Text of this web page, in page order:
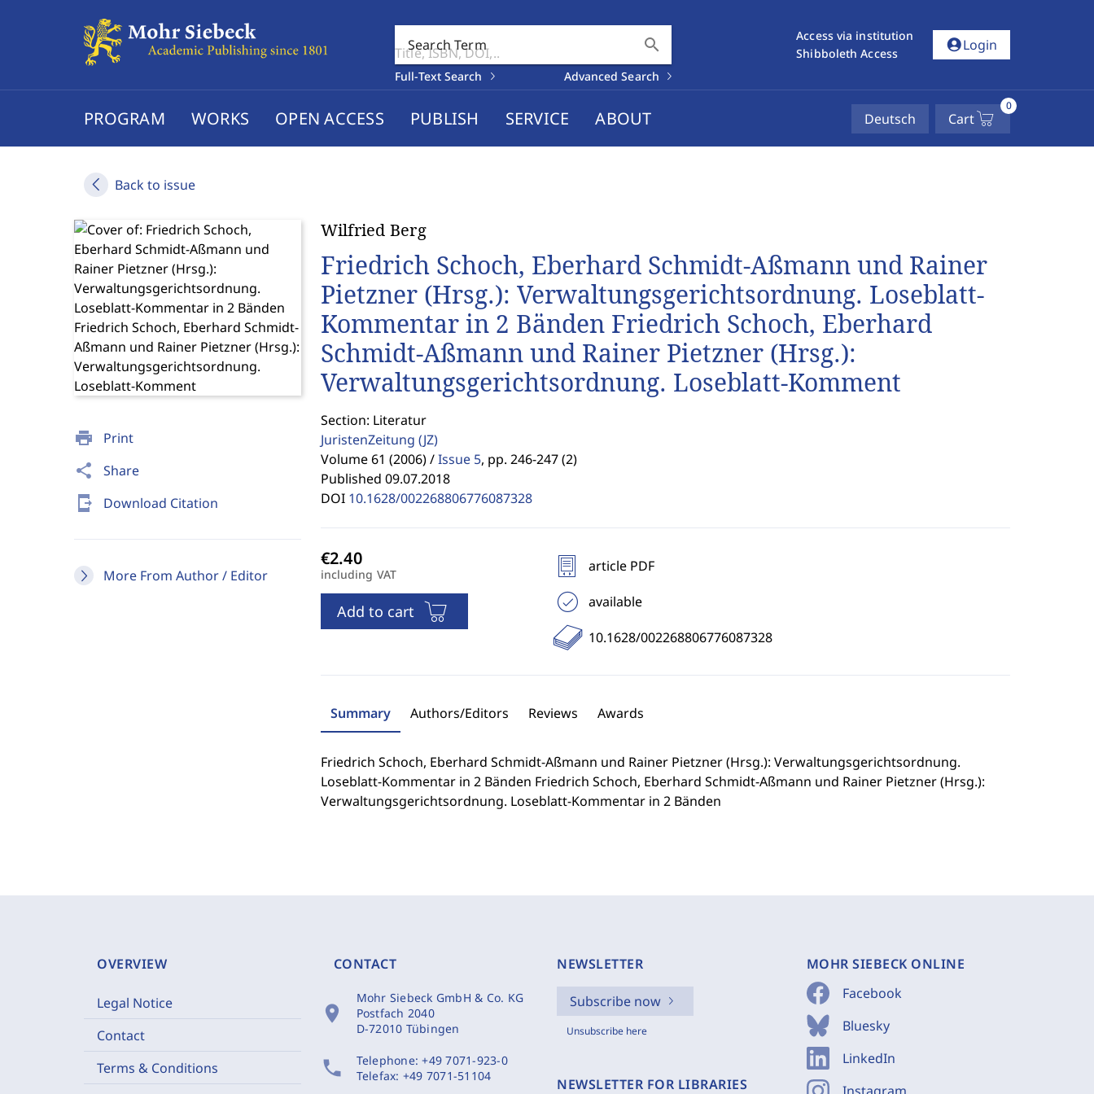
Search Term search
Full-Text Search Advanced Search
Access via institution
Shibboleth Access
account_circleLogin
PROGRAM WORKS OPEN ACCESS PUBLISH SERVICE ABOUT Deutsch Cart
0
Back to issue
print Print
share Share
send_to_mobile Download Citation
More From Author / Editor
Wilfried Berg
Friedrich Schoch, Eberhard Schmidt-Aßmann und Rainer
Pietzner (Hrsg.): Verwaltungsgerichtsordnung. Loseblatt-
Kommentar in 2 Bänden Friedrich Schoch, Eberhard
Schmidt-Aßmann und Rainer Pietzner (Hrsg.):
Verwaltungsgerichtsordnung. Loseblatt-Komment
Section: Literatur
JuristenZeitung (JZ)
Volume 61 (2006) / Issue 5, pp. 246-247 (2)
Published 09.07.2018
DOI 10.1628/002268806776087328
including VAT
Add to cart
article PDF
available
10.1628/002268806776087328
Summary Authors/Editors Reviews Awards
Friedrich Schoch, Eberhard Schmidt-Aßmann und Rainer Pietzner (Hrsg.): Verwaltungsgerichtsordnung.
Loseblatt-Kommentar in 2 Bänden Friedrich Schoch, Eberhard Schmidt-Aßmann und Rainer Pietzner (Hrsg.):
Verwaltungsgerichtsordnung. Loseblatt-Kommentar in 2 Bänden
OVERVIEW
Legal Notice
Contact
Terms & Conditions
CONTACT
location_on
Mohr Siebeck GmbH & Co. KG
Postfach 2040
D-72010 Tübingen
phone Telephone:+49 7071-923-0
Telefax: +49 7071-51104
NEWSLETTER
Subscribe now
Unsubscribe here
NEWSLETTER FOR LIBRARIES
MOHR SIEBECK ONLINE
Facebook
Bluesky
LinkedIn